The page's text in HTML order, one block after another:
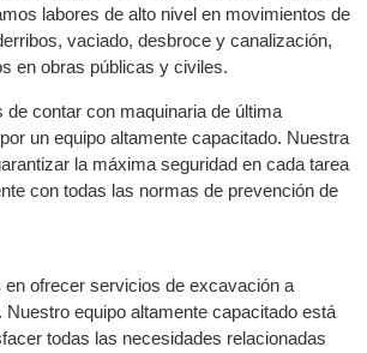
labores de alto nivel en movimientos de
vaciado, desbroce y canalización,
en obras públicas y civiles.
de contar con maquinaria de última
un equipo altamente capacitado. Nuestra
la máxima seguridad en cada tarea
con todas las normas de prevención de
ofrecer servicios de excavación a
equipo altamente capacitado está
todas las necesidades relacionadas